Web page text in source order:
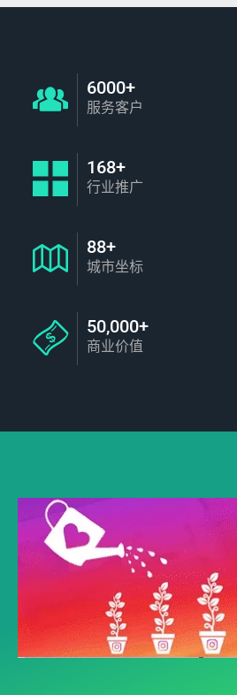
6000+
服务客户
168+
行业推广
88+
城市坐标
50,000+
商业价值